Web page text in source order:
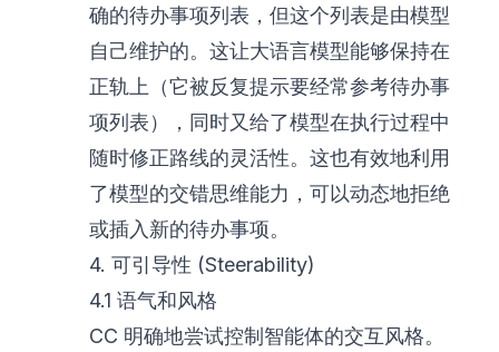
确的待办事项列表，但这个列表是由模型
自己维护的。这让大语言模型能够保持在
正轨上（它被反复提示要经常参考待办事
项列表），同时又给了模型在执行过程中
随时修正路线的灵活性。这也有效地利用
了模型的交错思维能力，可以动态地拒绝
或插入新的待办事项。
4. 可引导性 (Steerability)
4.1 语气和风格
CC 明确地尝试控制智能体的交互风格。